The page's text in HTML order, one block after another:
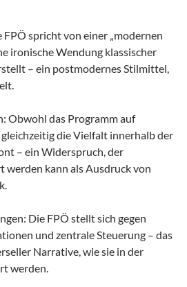
spricht von einer „modernen
ironische Wendung klassischer
– ein postmodernes Stilmittel,
Obwohl das Programm auf
die Vielfalt innerhalb der
– ein Widerspruch, der
kann als Ausdruck von
Die FPÖ stellt sich gegen
und zentrale Steuerung – das
Narrative, wie sie in der
werden.